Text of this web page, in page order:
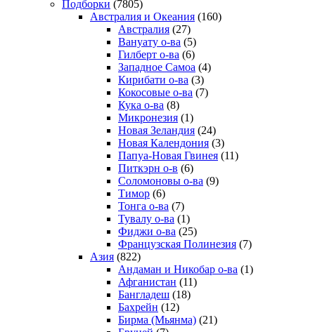
Подборки (7805)
Австралия и Океания (160)
Австралия (27)
Вануату о-ва (5)
Гилберт о-ва (6)
Западное Самоа (4)
Кирибати о-ва (3)
Кокосовые о-ва (7)
Кука о-ва (8)
Микронезия (1)
Новая Зеландия (24)
Новая Календония (3)
Папуа-Новая Гвинея (11)
Питкэрн о-в (6)
Соломоновы о-ва (9)
Тимор (6)
Тонга о-ва (7)
Тувалу о-ва (1)
Фиджи о-ва (25)
Французская Полинезия (7)
Азия (822)
Андаман и Никобар о-ва (1)
Афганистан (11)
Бангладеш (18)
Бахрейн (12)
Бирма (Мьянма) (21)